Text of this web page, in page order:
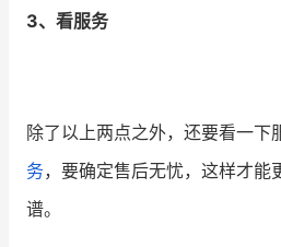
3、看服务
除了以上两点之外，还要看一下
务，要确定售后无忧，这样才能
谱。